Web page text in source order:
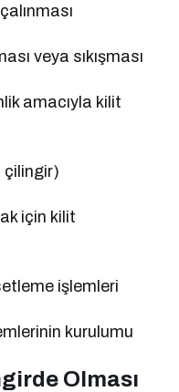
veya sıkışması
amacıyla kilit
çilingir)
için kilit
işlemleri
kurulumu
Olması